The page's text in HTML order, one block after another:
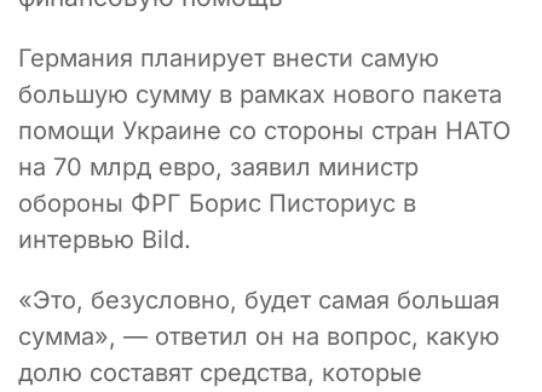
Германия планирует внести самую
большую сумму в рамках нового пакета
помощи Украине со стороны стран НАТО
на 70 млрд евро, заявил министр
обороны ФРГ Борис Писториус в
интервью Bild.
«Это, безусловно, будет самая большая
сумма», — ответил он на вопрос, какую
долю составят средства, которые